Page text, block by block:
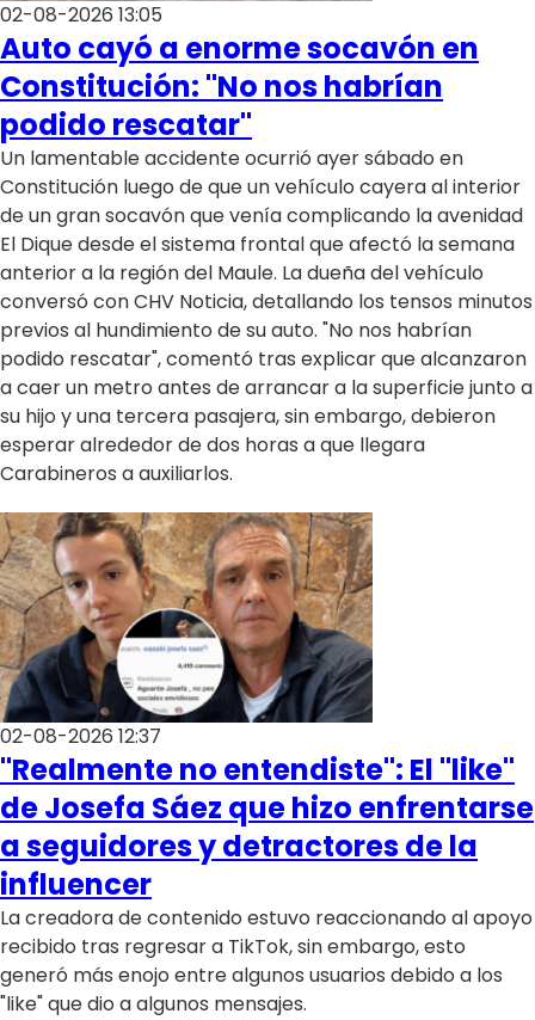
02-08-2026 13:05
Auto cayó a enorme socavón en
Constitución: "No nos habrían
podido rescatar"
Un lamentable accidente ocurrió ayer sábado en
Constitución luego de que un vehículo cayera al interior
de un gran socavón que venía complicando la avenidad
El Dique desde el sistema frontal que afectó la semana
anterior a la región del Maule. La dueña del vehículo
conversó con CHV Noticia, detallando los tensos minutos
previos al hundimiento de su auto. "No nos habrían
podido rescatar", comentó tras explicar que alcanzaron
a caer un metro antes de arrancar a la superficie junto a
su hijo y una tercera pasajera, sin embargo, debieron
esperar alrededor de dos horas a que llegara
Carabineros a auxiliarlos.
02-08-2026 12:37
"Realmente no entendiste": El "like"
de Josefa Sáez que hizo enfrentarse
a seguidores y detractores de la
influencer
La creadora de contenido estuvo reaccionando al apoyo
recibido tras regresar a TikTok, sin embargo, esto
generó más enojo entre algunos usuarios debido a los
"like" que dio a algunos mensajes.